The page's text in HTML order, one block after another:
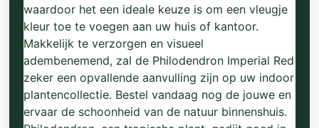
waardoor het een ideale keuze is om een vleugje
kleur toe te voegen aan uw huis of kantoor.
Makkelijk te verzorgen en visueel
adembenemend, zal de Philodendron Imperial Red
zeker een opvallende aanvulling zijn op uw indoor
plantencollectie. Bestel vandaag nog de jouwe en
ervaar de schoonheid van de natuur binnenshuis.